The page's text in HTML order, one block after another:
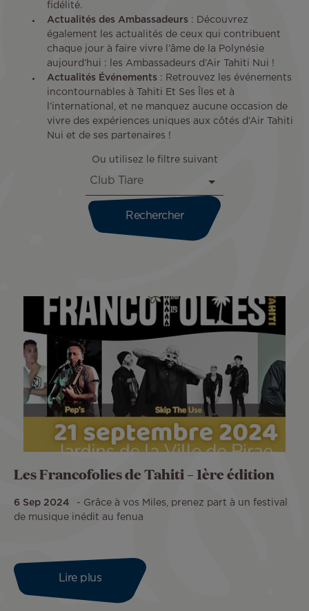
fidélité.
Actualités des Ambassadeurs : Découvrez
également les actualités de ceux qui contribuent
chaque jour à faire vivre l’âme de la Polynésie
aujourd’hui : les Ambassadeurs d’Air Tahiti Nui !
Actualités Événements : Retrouvez les événements
incontournables à Tahiti Et Ses Îles et à
l’international, et ne manquez aucune occasion de
vivre des expériences uniques aux côtés d’Air Tahiti
Nui et de ses partenaires !
Ou utilisez le filtre suivant
Les Francofolies de Tahiti – 1ère édition
6 Sep 2024
Grâce à vos Miles, prenez part à un festival
de musique inédit au fenua
Lire plus